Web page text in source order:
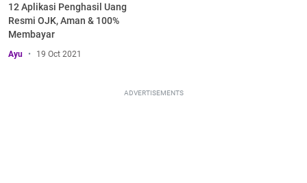
12 Aplikasi Penghasil Uang
Resmi OJK, Aman & 100%
Membayar
Ayu 19 Oct 2021
ADVERTISEMENTS